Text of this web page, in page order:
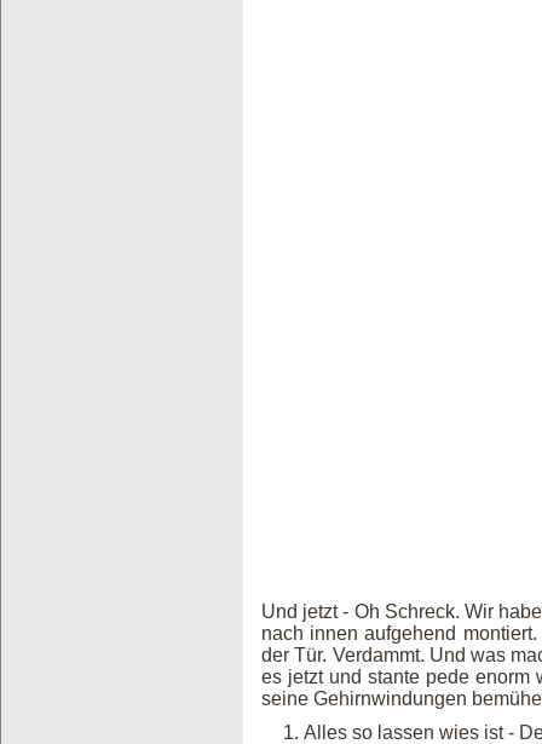
Und jetzt - Oh Schreck. Wir
nach innen aufgehend
der Tür. Verdammt. Und was
es jetzt und stante pede enorm
seine Gehirnwindungen
Alles so lassen wies ist -